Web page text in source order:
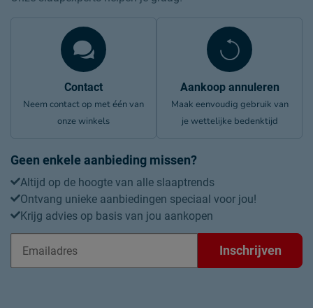
Contact
Neem contact op met één van
onze winkels
Aankoop annuleren
Maak eenvoudig gebruik van
je wettelijke bedenktijd
Geen enkele aanbieding missen?
Altijd op de hoogte van alle slaaptrends
Ontvang unieke aanbiedingen speciaal voor jou!
Krijg advies op basis van jou aankopen
Inschrijven